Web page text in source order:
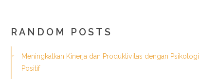
RANDOM POSTS
Meningkatkan Kinerja dan Produktivitas dengan Psikologi
Positif